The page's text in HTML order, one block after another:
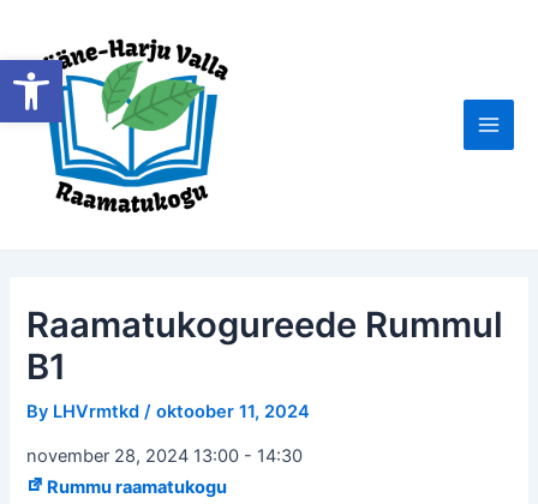
Open toolbar
content
Main
Raamatukogureede Rummul
B1
By LHVrmtkd/oktoober 11, 2024
november 28, 2024 13:00 - 14:30
Rummu raamatukogu